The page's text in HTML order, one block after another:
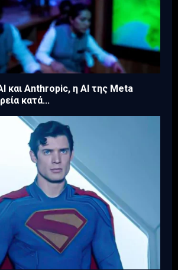
και Anthropic, η AI της Meta
κατά...